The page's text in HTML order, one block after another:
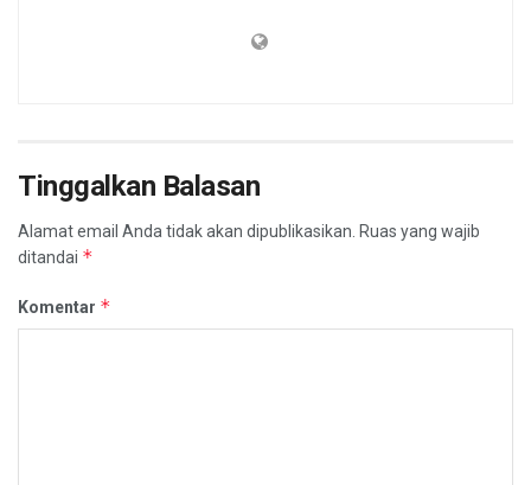
Tinggalkan Balasan
Alamat email Anda tidak akan dipublikasikan. Ruas yang wajib
ditandai *
Komentar *